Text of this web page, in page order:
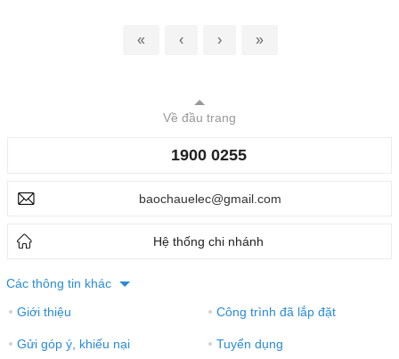
« ‹ › »
Về đầu trang
1900 0255
baochauelec@gmail.com
Hệ thống chi nhánh
Các thông tin khác
● Giới thiệu ● Công trình đã lắp đặt
● Gửi góp ý, khiếu nại ● Tuyển dụng